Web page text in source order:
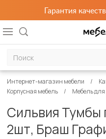
Гарантия
Интернет-магазин мебели
Корпусная мебель
Мебель
Сильвия Тумбы
2шт, Браш